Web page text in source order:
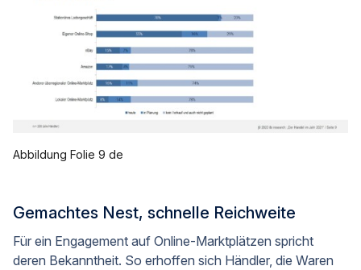
Abbildung Folie 9 de
Gemachtes Nest, schnelle Reichweite
Für ein Engagement auf Online-Marktplätzen spricht
deren Bekanntheit. So erhoffen sich Händler, die Waren